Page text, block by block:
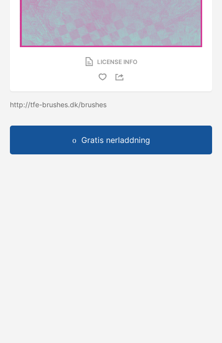
LICENSE INFO
http://tfe-brushes.dk/brushes
Gratis nerladdning